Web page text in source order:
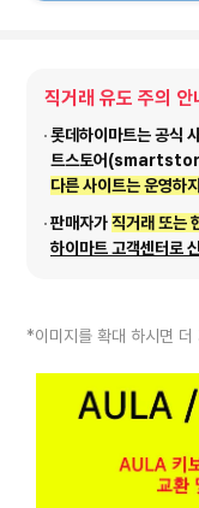
직거래 유도 주의 안
롯데하이마트는 공
트스토어
다른 사이트는 운영하
판매자가직거래 또는
하이마트 고객센터로
*이미지를 확대 하시면 더